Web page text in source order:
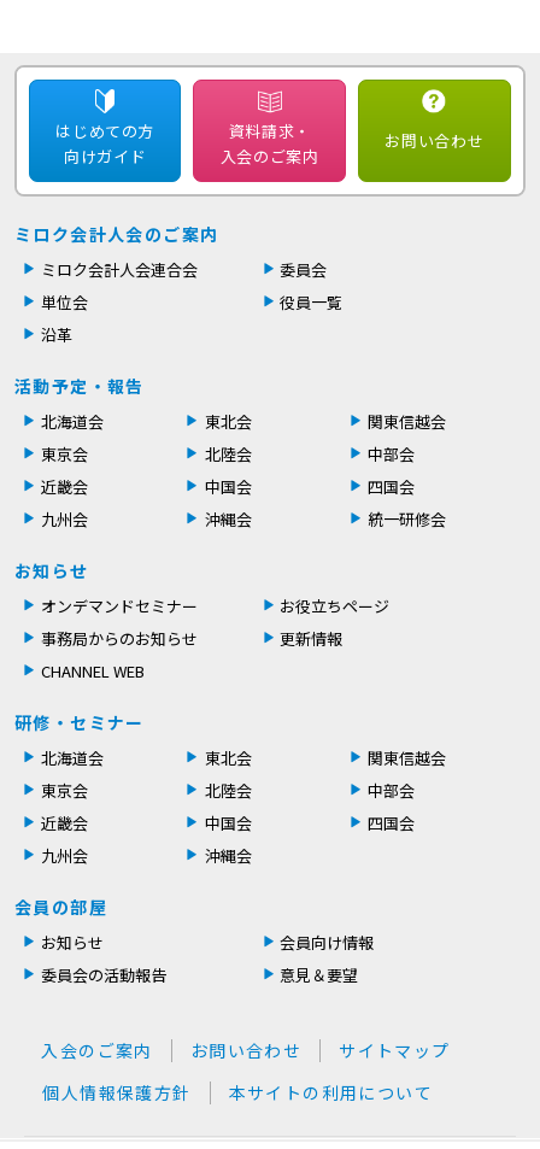
はじめての方
向けガイド
資料請求・
入会のご案内
お問い合わせ
ミロク会計人会のご案内
ミロク会計人会連合会
委員会
単位会
役員一覧
沿革
活動予定・報告
北海道会 東北会
関東信越会
東京会
北陸会
中部会
近畿会
中国会
四国会
九州会
沖縄会 統一研修会
お知らせ
オンデマンドセミナー
お役立ちページ
事務局からのお知らせ
更新情報
CHANNEL WEB
研修・セミナー
北海道会 東北会
関東信越会
東京会
北陸会
中部会
近畿会
中国会
四国会
九州会
沖縄会
会員の部屋
お知らせ
会員向け情報
委員会の活動報告
意見＆要望
入会のご案内 お問い合わせ
サイトマップ
個人情報保護方針
本サイトの利用について